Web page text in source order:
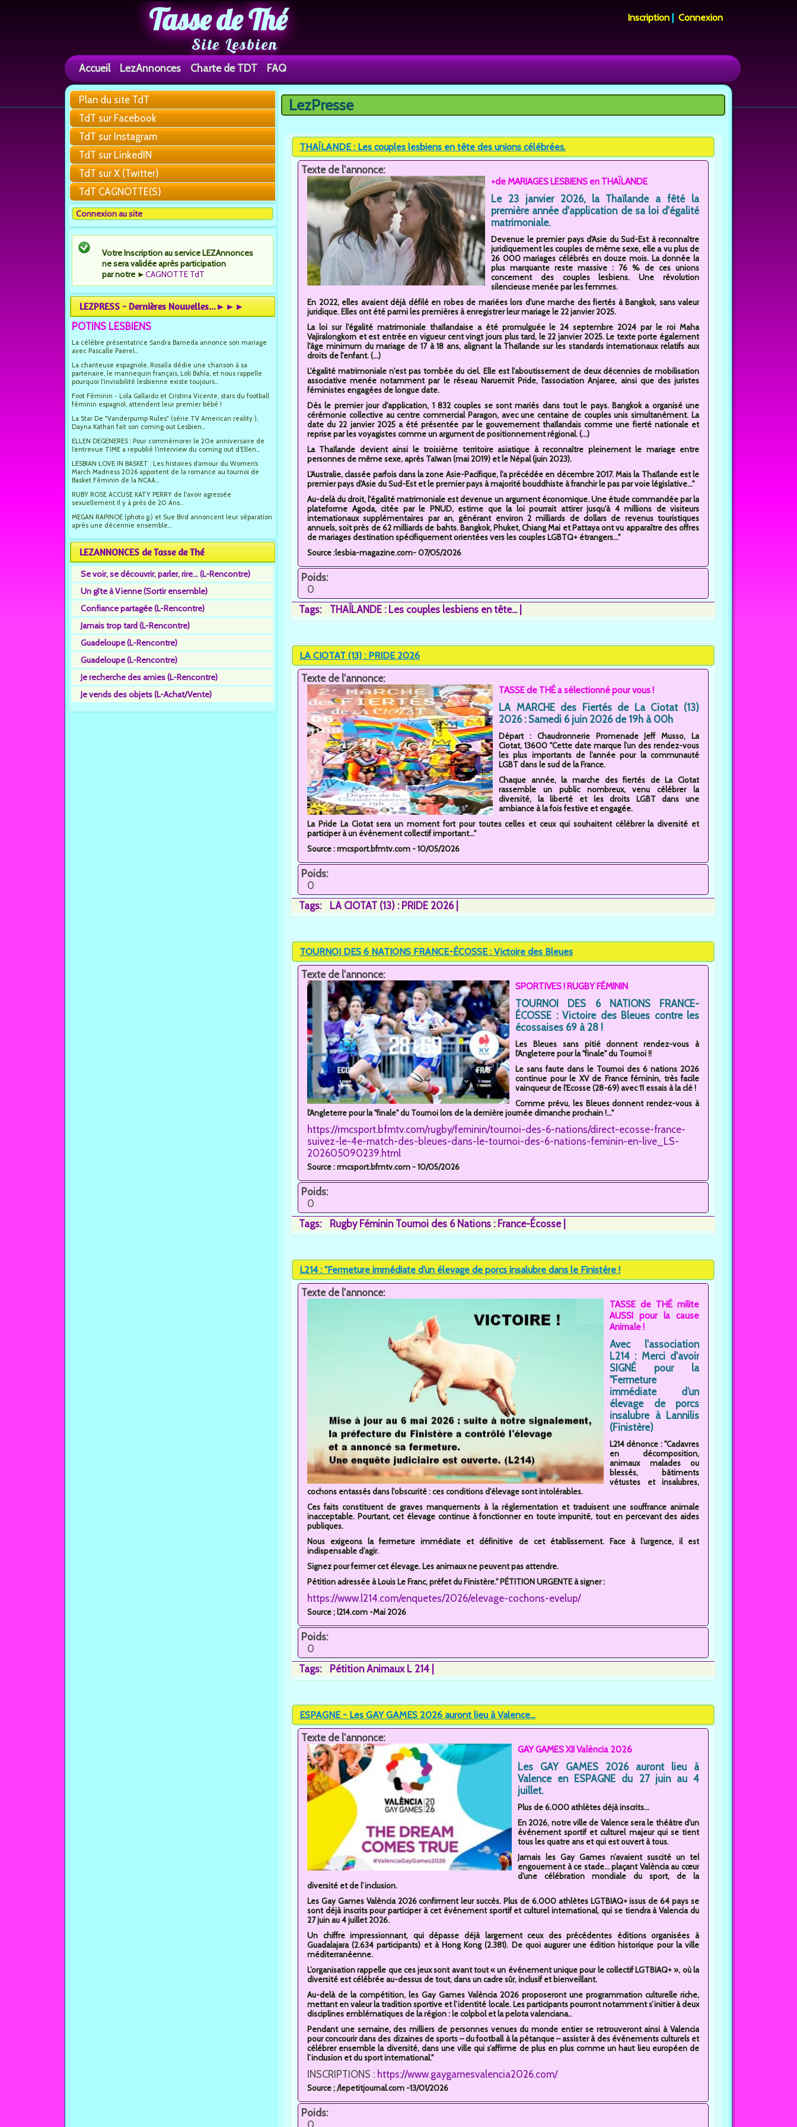
Tasse de Thé
Site Lesbien
Inscription |Connexion
Accueil LezAnnonces Charte de TDT FAQ
Plan du site TdT
TdT sur Facebook
TdT sur Instagram
TdT sur LinkedIN
TdT sur X (Twitter)
TdT CAGNOTTE(S)
Connexion au site
Votre Inscription au service LEZAnnonces
ne sera validée après participation
par notre ►CAGNOTTE TdT
LEZPRESS - Dernières Nouvelles...►►►
POTINS LESBIENS
La célèbre présentatrice Sandra Barneda annonce son mariage
avec Pascalle Paerel...
La chanteuse espagnole, Rosalía dédie une chanson à sa
partenaire, le mannequin français, Loli Bahía, et nous rappelle
pourquoi l’invisibilité lesbienne existe toujours...
Foot Féminin - Lola Gallardo et Cristina Vicente, stars du football
féminin espagnol, attendent leur premier bébé !
La Star De "Vanderpump Rules" (série TV American reality ),
Dayna Kathan fait son coming out Lesbien...
ELLEN DEGENERES : Pour commémorer le 20e anniversaire de
l’entrevue TIME a republié l’interview du coming out d’Ellen...
LESBIAN LOVE IN BASKET : Les histoires d’amour du Women’s
March Madness 2026 apportent de la romance au tournoi de
Basket Féminin de la NCAA...
RUBY ROSE ACCUSE KATY PERRY de l'avoir agressée
sexuellement Il y à près de 20 Ans...
MEGAN RAPINOE (photo g.) et Sue Bird annoncent leur séparation
après une décennie ensemble...
LEZANNONCES de Tasse de Thé
Se voir, se découvrir, parler, rire... (L-Rencontre)
Un gîte à Vienne (Sortir ensemble)
Confiance partagée (L-Rencontre)
Jamais trop tard (L-Rencontre)
Guadeloupe (L-Rencontre)
Guadeloupe (L-Rencontre)
Je recherche des amies (L-Rencontre)
Je vends des objets (L-Achat/Vente)
Vous êtes ici
LezPresse
THAÏLANDE : Les couples lesbiens en tête des unions célébrées.
Texte de l'annonce:
+de MARIAGES LESBIENS en THAÏLANDE
Le 23 janvier 2026, la Thaïlande a fêté la
première année d'application de sa loi d'égalité
matrimoniale.
Devenue le premier pays d'Asie du Sud-Est à reconnaître
juridiquement les couples de même sexe, elle a vu plus de
26 000 mariages célébrés en douze mois. La donnée la
plus marquante reste massive : 76 % de ces unions
concernent des couples lesbiens. Une révolution
silencieuse menée par les femmes.
En 2022, elles avaient déjà défilé en robes de mariées lors d'une marche des fiertés à Bangkok, sans valeur
juridique. Elles ont été parmi les premières à enregistrer leur mariage le 22 janvier 2025.
La loi sur l'égalité matrimoniale thaïlandaise a été promulguée le 24 septembre 2024 par le roi Maha
Vajiralongkorn et est entrée en vigueur cent vingt jours plus tard, le 22 janvier 2025. Le texte porte également
l'âge minimum du mariage de 17 à 18 ans, alignant la Thaïlande sur les standards internationaux relatifs aux
droits de l'enfant. (...)
L'égalité matrimoniale n'est pas tombée du ciel. Elle est l'aboutissement de deux décennies de mobilisation
associative menée notamment par le réseau Naruemit Pride, l'association Anjaree, ainsi que des juristes
féministes engagées de longue date.
Dès le premier jour d'application, 1 832 couples se sont mariés dans tout le pays. Bangkok a organisé une
cérémonie collective au centre commercial Paragon, avec une centaine de couples unis simultanément. La
date du 22 janvier 2025 a été présentée par le gouvernement thaïlandais comme une fierté nationale et
reprise par les voyagistes comme un argument de positionnement régional. (...)
La Thaïlande devient ainsi le troisième territoire asiatique à reconnaître pleinement le mariage entre
personnes de même sexe, après Taïwan (mai 2019) et le Népal (juin 2023).
L'Australie, classée parfois dans la zone Asie-Pacifique, l'a précédée en décembre 2017. Mais la Thaïlande est le
premier pays d'Asie du Sud-Est et le premier pays à majorité bouddhiste à franchir le pas par voie législative..."
Au-delà du droit, l'égalité matrimoniale est devenue un argument économique. Une étude commandée par la
plateforme Agoda, citée par le PNUD, estime que la loi pourrait attirer jusqu'à 4 millions de visiteurs
internationaux supplémentaires par an, générant environ 2 milliards de dollars de revenus touristiques
annuels, soit près de 62 milliards de bahts. Bangkok, Phuket, Chiang Mai et Pattaya ont vu apparaître des offres
de mariages destination spécifiquement orientées vers les couples LGBTQ+ étrangers..."
Source :lesbia-magazine.com- 07/05/2026
Poids:
0
Tags:
THAÏLANDE : Les couples lesbiens en tête...
LA CIOTAT (13) : PRIDE 2026
Texte de l'annonce:
TASSE de THÉ a sélectionné pour vous !
LA MARCHE des Fiertés de La Ciotat (13)
2026 : Samedi 6 juin 2026 de 19h à 00h
Départ : Chaudronnerie Promenade Jeff Musso, La
Ciotat, 13600 "Cette date marque l’un des rendez-vous
les plus importants de l’année pour la communauté
LGBT dans le sud de la France.
Chaque année, la marche des fiertés de La Ciotat
rassemble un public nombreux, venu célébrer la
diversité, la liberté et les droits LGBT dans une
ambiance à la fois festive et engagée.
La Pride La Ciotat sera un moment fort pour toutes celles et ceux qui souhaitent célébrer la diversité et
participer à un événement collectif important..."
Source : rmcsport.bfmtv.com - 10/05/2026
Poids:
0
Tags:
LA CIOTAT (13) : PRIDE 2026
TOURNOI DES 6 NATIONS FRANCE-ÉCOSSE : Victoire des Bleues
Texte de l'annonce:
SPORTIVES ! RUGBY FÉMININ
TOURNOI DES 6 NATIONS FRANCE-
ÉCOSSE : Victoire des Bleues contre les
écossaises 69 à 28 !
Les Bleues sans pitié donnent rendez-vous à
l'Angleterre pour la "finale" du Tournoi !!
Le sans faute dans le Tournoi des 6 nations 2026
continue pour le XV de France féminin, très facile
vainqueur de l'Ecosse (28-69) avec 11 essais à la clé !
Comme prévu, les Bleues donnent rendez-vous à
l'Angleterre pour la "finale" du Tournoi lors de la dernière journée dimanche prochain !..."
https://rmcsport.bfmtv.com/rugby/feminin/tournoi-des-6-nations/direct-ecosse-france-
suivez-le-4e-match-des-bleues-dans-le-tournoi-des-6-nations-feminin-en-live_LS-
202605090239.html
Source : rmcsport.bfmtv.com - 10/05/2026
Poids:
0
Tags:
Rugby Féminin Tournoi des 6 Nations : France-Écosse
L214 : "Fermeture immédiate d’un élevage de porcs insalubre dans le Finistère !
Texte de l'annonce:
TASSE de THÉ milite
AUSSI pour la cause
Animale !
Avec l'association
L214 : Merci d'avoir
SIGNÉ pour la
"Fermeture
immédiate d’un
élevage de porcs
insalubre à Lannilis
(Finistère)
L214 dénonce : "Cadavres
en décomposition,
animaux malades ou
blessés, bâtiments
vétustes et insalubres,
cochons entassés dans l'obscurité : ces conditions d'élevage sont intolérables.
Ces faits constituent de graves manquements à la réglementation et traduisent une souffrance animale
inacceptable. Pourtant, cet élevage continue à fonctionner en toute impunité, tout en percevant des aides
publiques.
Nous exigeons la fermeture immédiate et définitive de cet établissement. Face à l’urgence, il est
indispensable d’agir.
Signez pour fermer cet élevage. Les animaux ne peuvent pas attendre.
Pétition adressée à Louis Le Franc, préfet du Finistère." PÉTITION URGENTE à signer :
https://www.l214.com/enquetes/2026/elevage-cochons-evelup/
Source ; l214.com -Mai 2026
Poids:
0
Tags:
Pétition Animaux L 214
ESPAGNE - Les GAY GAMES 2026 auront lieu à Valence...
Texte de l'annonce:
GAY GAMES XII València 2026
Les GAY GAMES 2026 auront lieu à
Valence en ESPAGNE du 27 juin au 4
juillet.
Plus de 6.000 athlètes déjà inscrits...
En 2026, notre ville de Valence sera le théâtre d'un
événement sportif et culturel majeur qui se tient
tous les quatre ans et qui est ouvert à tous.
Jamais les Gay Games n’avaient suscité un tel
engouement à ce stade... plaçant València au cœur
d’une célébration mondiale du sport, de la
diversité et de l’inclusion.
Les Gay Games València 2026 confirment leur succès. Plus de 6.000 athlètes LGTBIAQ+ issus de 64 pays se
sont déjà inscrits pour participer à cet événement sportif et culturel international, qui se tiendra à Valencia du
27 juin au 4 juillet 2026.
Un chiffre impressionnant, qui dépasse déjà largement ceux des précédentes éditions organisées à
Guadalajara (2.634 participants) et à Hong Kong (2.381). De quoi augurer une édition historique pour la ville
méditerranéenne.
L’organisation rappelle que ces jeux sont avant tout « un événement unique pour le collectif LGTBIAQ+ », où la
diversité est célébrée au-dessus de tout, dans un cadre sûr, inclusif et bienveillant.
Au-delà de la compétition, les Gay Games València 2026 proposeront une programmation culturelle riche,
mettant en valeur la tradition sportive et l’identité locale. Les participants pourront notamment s’initier à deux
disciplines emblématiques de la région : le colpbol et la pelota valenciana..
Pendant une semaine, des milliers de personnes venues du monde entier se retrouveront ainsi à Valencia
pour concourir dans des dizaines de sports – du football à la pétanque – assister à des événements culturels et
célébrer ensemble la diversité, dans une ville qui s’affirme de plus en plus comme un haut lieu européen de
l’inclusion et du sport international."
INSCRIPTIONS : https://www.gaygamesvalencia2026.com/
Source ; /lepetitjournal.com -13/01/2026
Poids:
0